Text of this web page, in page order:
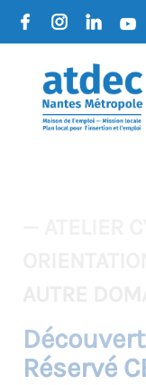
Réservé